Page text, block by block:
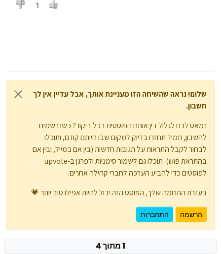
1
שלום! נראה שהשיחה הזו מעניינת אותך, אבל עדיין אין לך
חשבון.
נמאס לכם לגלול בין אותם הפוסטים בכל ביקור? כשנרשמים
לחשבון, תמיד תחזרו בדיוק למקום שבו הייתם קודם, ותוכלו
לבחור לקבל התראות על תגובות חדשות (בין אם במייל, ובין אם
בהתראת פוש). תוכלו גם לשמור סימניות ולפרגן ב-upvote
לפוסטים כדי להביע הערכה לחברי קהילה אחרים.
בעזרת התרומה שלך, הפוסט הזה יכול להיות אפילו טוב יותר 💗
הרשמה התחברות
1 מתוך 4